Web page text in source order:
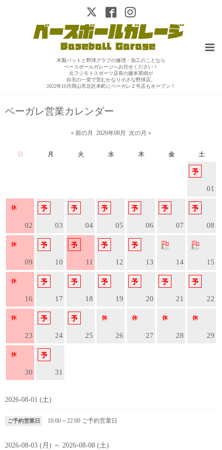
木製バットと野球グラブの修理・加工のことなら
ベースボールガレージへお任せください！
元フジモトスポーツ店長の藤本英樹が
自宅の一室で営むかなり小さな野球店。
2022年10月岡山市北区本町にベーガレ２号店もオープン！
ベーガレ営業カレンダー
« 前の月 2026年08月 次の月 »
日 月 火 水 木 金 土
01
02 03 04 05 06 07 08
09 10 11 12 13 14 15
16 17 18 19 20 21 22
23 24 25 26 27 28 29
30 31
2026-08-01 (土)
ご予約営業日 10:00～22:00 ご予約営業日
2026-08-03 (月) ～ 2026-08-08 (土)